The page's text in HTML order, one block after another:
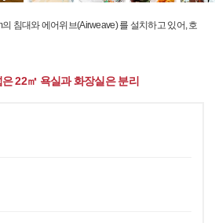
침대와 에어위브(Airweave) 를 설치하고 있어, 호
22㎡ 욕실과 화장실은 분리